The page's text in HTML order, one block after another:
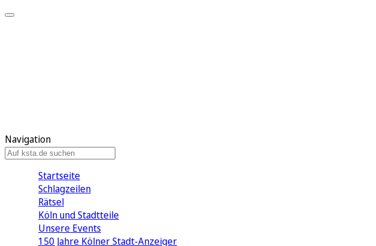
Navigation
Startseite
Schlagzeilen
Rätsel
Köln und Stadtteile
Unsere Events
150 Jahre Kölner Stadt-Anzeiger